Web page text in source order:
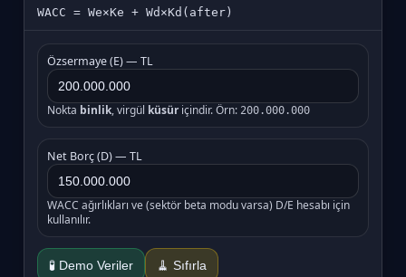
WACC = We×Ke + Wd×Kd(after)
Özsermaye (E) — TL
Nokta binlik, virgül küsüriçindir. Örn: 200.000.000
Net Borç (D) — TL
WACC ağırlıkları ve (sektör beta modu varsa) D/E hesabı için
kullanılır.
🧪 Demo Veriler 🧹 Sıfırla